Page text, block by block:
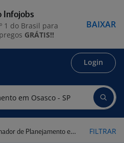
Login
em Osasco - SP FILTRAR
Infojobs
1 do Brasil para
GRÁTIS!!
BAIXAR